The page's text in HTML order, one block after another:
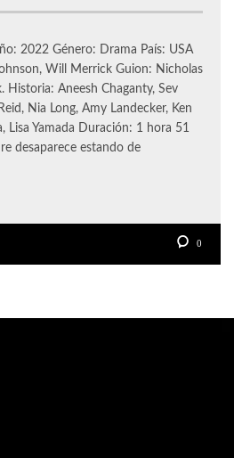
2022 Género: Drama País: USA
Will Merrick Guion: Nicholas
Historia: Aneesh Chaganty, Sev
Nia Long, Amy Landecker, Ken
Lisa Yamada Duración: 1 hora 51
desaparece estando de
0